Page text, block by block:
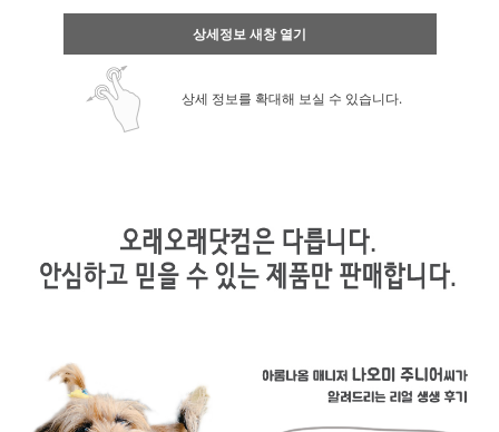
상세정보 새창 열기
상세 정보를 확대해 보실 수 있습니다.